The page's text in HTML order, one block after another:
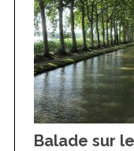
Balade sur